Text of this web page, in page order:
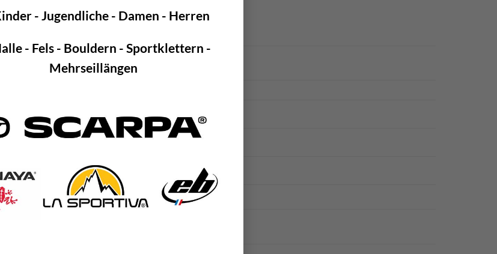
- Jugendliche - Damen - Herren
- Fels - Bouldern - Sportklettern -
Mehrseillängen
Sicherheitswarung des ÖAVdurch!
n. a.
Fixe Climbing
Höhenarbeiten, Klettergärten, Kletterhallen